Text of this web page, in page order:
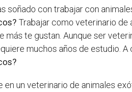
soñado con trabajar con
Trabajar como veterinario de
más te gustan. Aunque ser
muchos años de estudio.
en un veterinario de animales